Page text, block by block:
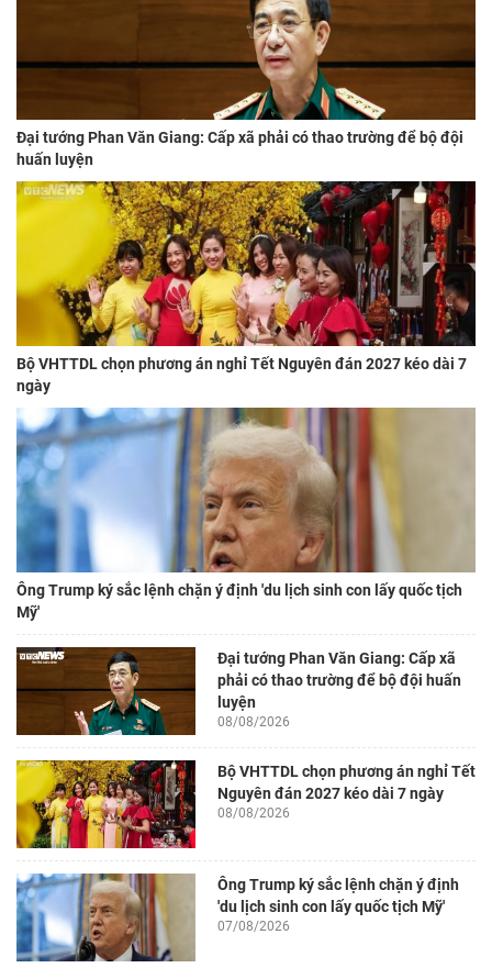
Đại tướng Phan Văn Giang: Cấp xã phải có thao trường để bộ đội
huấn luyện
Bộ VHTTDL chọn phương án nghỉ Tết Nguyên đán 2027 kéo dài 7
ngày
Ông Trump ký sắc lệnh chặn ý định 'du lịch sinh con lấy quốc tịch
Mỹ'
Đại tướng Phan Văn Giang: Cấp xã
phải có thao trường để bộ đội huấn
luyện
08/08/2026
Bộ VHTTDL chọn phương án nghỉ Tết
Nguyên đán 2027 kéo dài 7 ngày
08/08/2026
Ông Trump ký sắc lệnh chặn ý định
'du lịch sinh con lấy quốc tịch Mỹ'
07/08/2026